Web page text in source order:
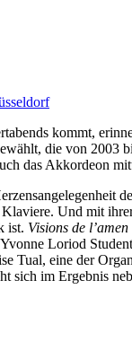
kommt,
die von 2003
das Akkordeon
Und mit
ist. Visions de l’amen
Loriod
Tual, eine der
sich im Ergebnis